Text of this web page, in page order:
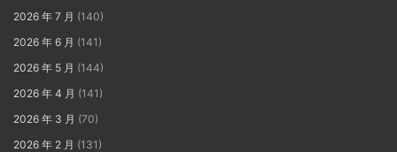
2026 年 7 月 (140)
2026 年 6 月 (141)
2026 年 5 月 (144)
2026 年 4 月 (141)
2026 年 3 月 (70)
2026 年 2 月 (131)